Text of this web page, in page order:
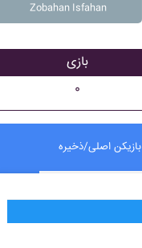
Zobahan Isfahan
بازی
۰
بازیکن اصلی/ذخیره